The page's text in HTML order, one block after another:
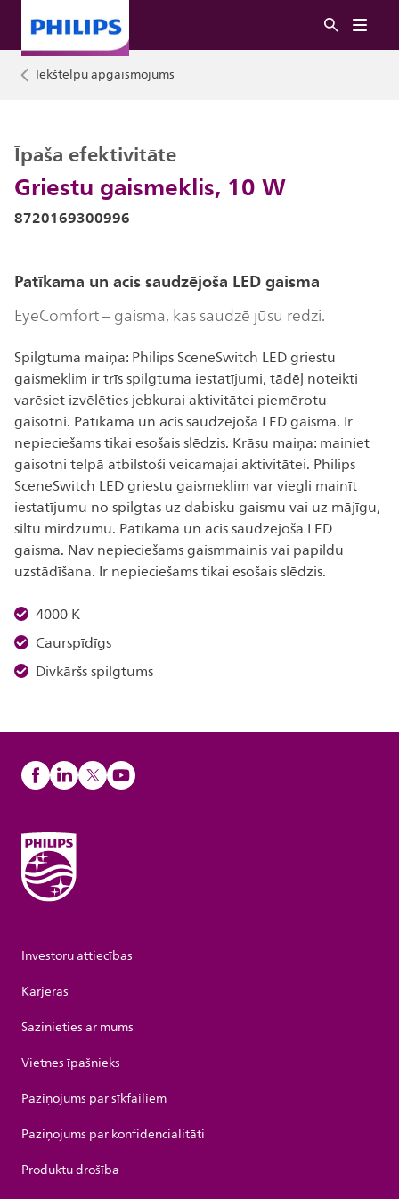
Iekštelpu apgaismojums
Griestu gaismeklis, 10 W
Īpaša efektivitāte
8720169300996
Patīkama un acis saudzējoša LED gaisma
EyeComfort – gaisma, kas saudzē jūsu redzi.
Spilgtuma maiņa: Philips SceneSwitch LED griestu
gaismeklim ir trīs spilgtuma iestatījumi, tādēļ noteikti
varēsiet izvēlēties jebkurai aktivitātei piemērotu
gaisotni. Patīkama un acis saudzējoša LED gaisma. Ir
nepieciešams tikai esošais slēdzis. Krāsu maiņa: mainiet
gaisotni telpā atbilstoši veicamajai aktivitātei. Philips
SceneSwitch LED griestu gaismeklim var viegli mainīt
iestatījumu no spilgtas uz dabisku gaismu vai uz mājīgu,
siltu mirdzumu. Patīkama un acis saudzējoša LED
gaisma. Nav nepieciešams gaismmainis vai papildu
uzstādīšana. Ir nepieciešams tikai esošais slēdzis.
4000 K
Caurspīdīgs
Divkāršs spilgtums
Investoru attiecības
Karjeras
Sazinieties ar mums
Vietnes īpašnieks
Paziņojums par sīkfailiem
Paziņojums par konfidencialitāti
Produktu drošība